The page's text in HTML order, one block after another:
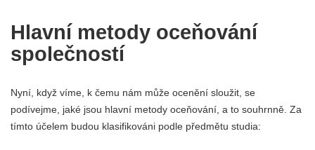
Hlavní metody oceňování
společností
Nyní, když víme, k čemu nám může ocenění sloužit, se
podívejme, jaké jsou hlavní metody oceňování, a to souhrnně. Za
tímto účelem budou klasifikováni podle předmětu studia: